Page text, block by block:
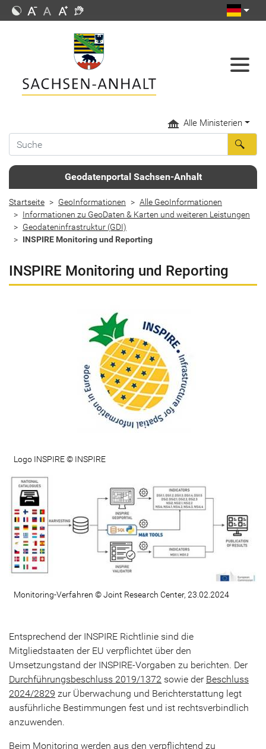
Alle Ministerien
Geodatenportal Sachsen-Anhalt
Startseite GeoInformationen
Alle GeoInformationen
Informationen zu GeoDaten & Karten und weiteren Leistungen
Geodateninfrastruktur (GDI)
INSPIRE Monitoring und Reporting
INSPIRE Monitoring und Reporting
Logo INSPIRE © INSPIRE
Monitoring-Verfahren © Joint Research Center, 23.02.2024
Entsprechend der INSPIRE Richtlinie sind die
Mitgliedstaaten der EU verpflichtet über den
Umsetzungstand der INSPIRE-Vorgaben zu berichten. Der
Durchführungsbeschluss 2019/1372 sowie der Beschluss
2024/2829 zur Überwachung und Berichterstattung legt
ausführliche Bestimmungen fest und ist rechtsverbindlich
anzuwenden.
Beim Monitoring werden aus den verpflichtend zu